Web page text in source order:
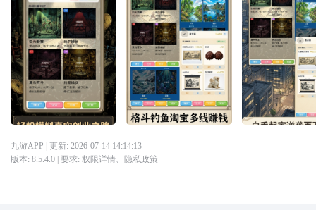
九游APP | 更新: 2026-07-14 14:14:13
版本: 8.5.4.0| 要求: 权限详情、 隐私政策